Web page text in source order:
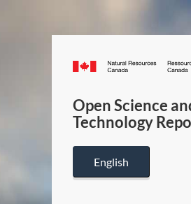
Canada.ca
Open Science
Technology
English